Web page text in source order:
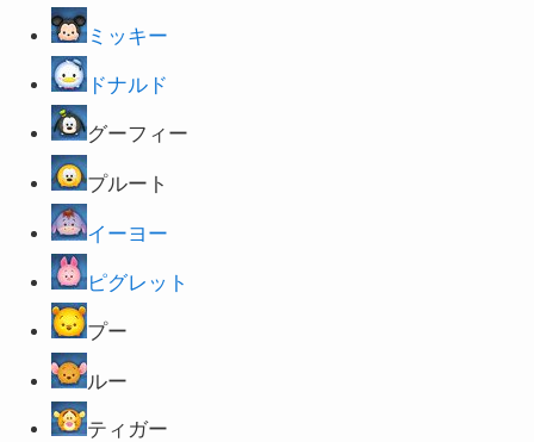
ミッキー
ドナルド
グーフィー
プルート
イーヨー
ピグレット
プー
ルー
ティガー